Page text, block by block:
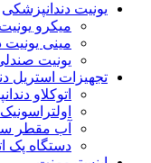
یونیت دندانپزشکی
میکرو
مینی یونیت
یونیت
تجهیزات استریل
اتوکلاو
آب مقطر
دستگاه پک